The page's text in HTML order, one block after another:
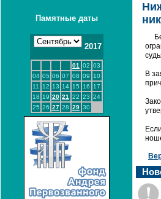
Памятные даты
2017
01 02 03
04 05 06 07 08 09
10
11
12 13 14 15 16
17
18 19 20 21 22 23 24
25 26 27 28 29 30
В